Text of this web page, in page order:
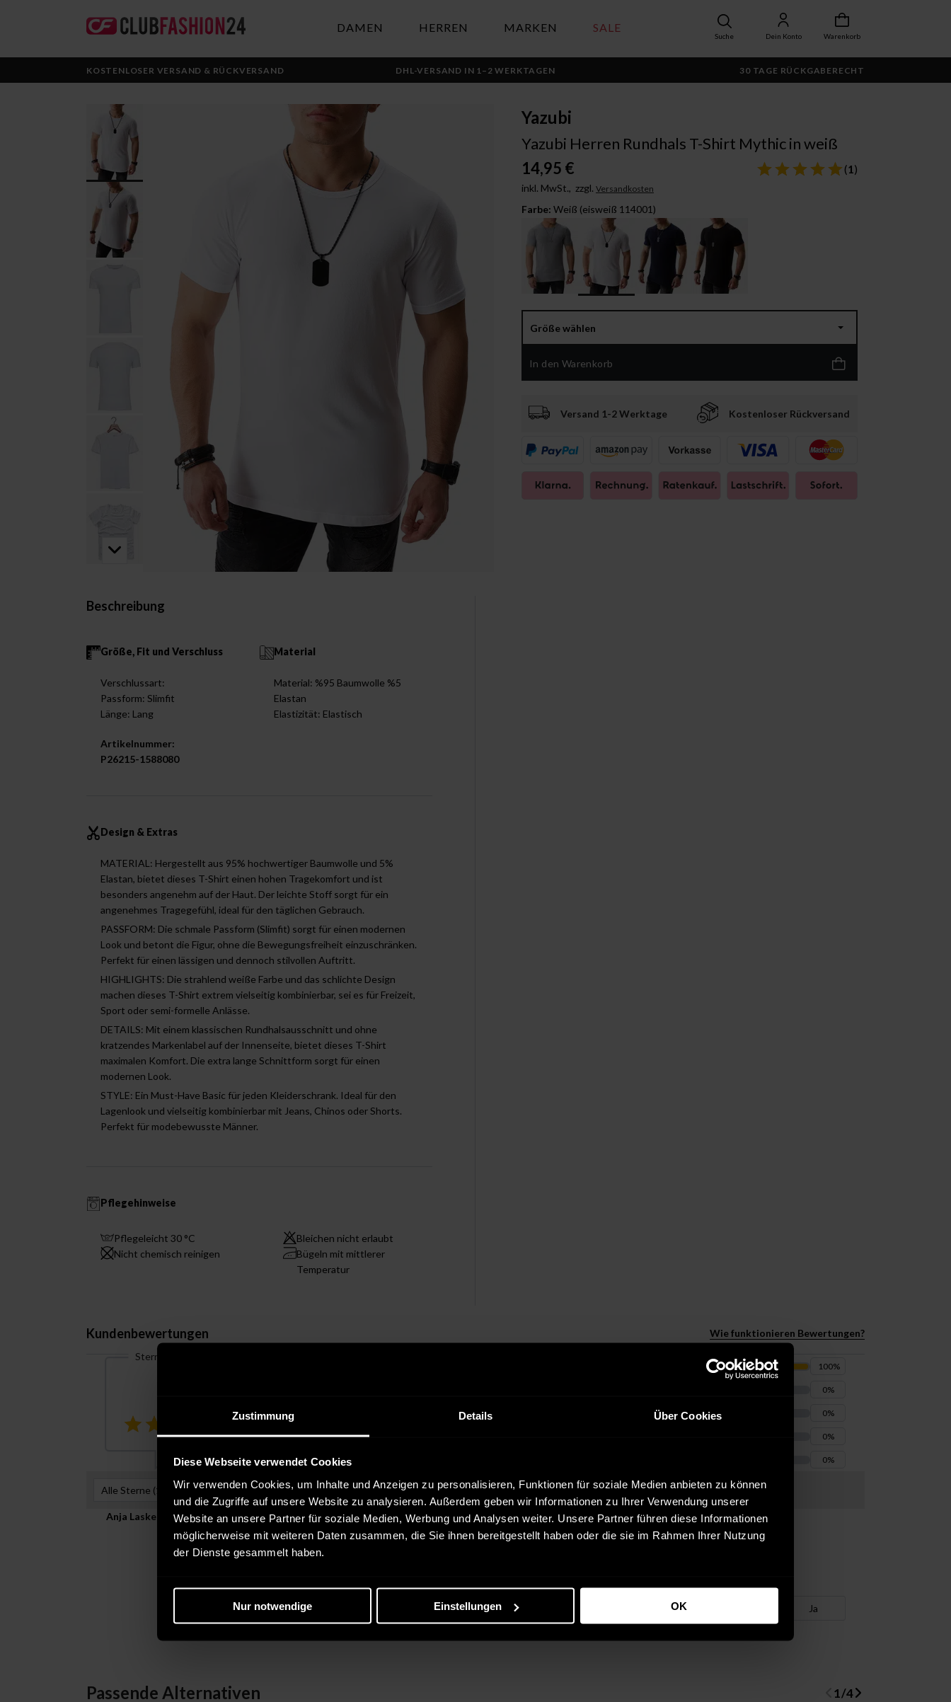
Zustimmung Details Über Cookies
Diese Webseite verwendet Cookies
Wir verwenden Cookies, um Inhalte und Anzeigen zu personalisieren, Funktionen für soziale Medien anbieten zu können
und die Zugriffe auf unsere Website zu analysieren. Außerdem geben wir Informationen zu Ihrer Verwendung unserer
Website an unsere Partner für soziale Medien, Werbung und Analysen weiter. Unsere Partner führen diese Informationen
möglicherweise mit weiteren Daten zusammen, die Sie ihnen bereitgestellt haben oder die sie im Rahmen Ihrer Nutzung
der Dienste gesammelt haben.
Nur notwendige Einstellungen OK
DAMEN HERREN MARKEN SALE
Suche Dein Konto Warenkorb
KOSTENLOSER VERSAND & RÜCKVERSAND DHL-VERSAND IN 1–2 WERKTAGEN 30 TAGE RÜCKGABERECHT
Yazubi
Yazubi Herren Rundhals T-Shirt Mythic in weiß
14,95 €
inkl. MwSt., zzgl. Versandkosten
(1)
Farbe: Weiß (eisweiß 114001)
Größe wählen
In den Warenkorb
Versand 1-2 Werktage Kostenloser Rückversand
Beschreibung
Größe, Fit und Verschluss
Verschlussart:
Passform: Slimfit
Länge: Lang
Artikelnummer:
P26215-1588080
Material
Material: %95 Baumwolle %5
Elastan
Elastizität: Elastisch
Design & Extras
MATERIAL: Hergestellt aus 95% hochwertiger Baumwolle und 5%
Elastan, bietet dieses T-Shirt einen hohen Tragekomfort und ist
besonders angenehm auf der Haut. Der leichte Stoff sorgt für ein
angenehmes Tragegefühl, ideal für den täglichen Gebrauch.
PASSFORM: Die schmale Passform (Slimfit) sorgt für einen modernen
Look und betont die Figur, ohne die Bewegungsfreiheit einzuschränken.
Perfekt für einen lässigen und dennoch stilvollen Auftritt.
HIGHLIGHTS: Die strahlend weiße Farbe und das schlichte Design
machen dieses T-Shirt extrem vielseitig kombinierbar, sei es für Freizeit,
Sport oder semi-formelle Anlässe.
DETAILS: Mit einem klassischen Rundhalsausschnitt und ohne
kratzendes Markenlabel auf der Innenseite, bietet dieses T-Shirt
maximalen Komfort. Die extra lange Schnittform sorgt für einen
modernen Look.
STYLE: Ein Must-Have Basic für jeden Kleiderschrank. Ideal für den
Lagenlook und vielseitig kombinierbar mit Jeans, Chinos oder Shorts.
Perfekt für modebewusste Männer.
Pflegehinweise
Pflegeleicht 30 °C
Bleichen nicht erlaubt
Nicht chemisch reinigen
Bügeln mit mittlerer
Temperatur
Kundenbewertungen
Wie funktionieren Bewertungen?
Sternebewertung
100%
0%
0%
Gerade so akzeptabel 0%
0%
Alle Sterne (1 Hilfreichste Bewertung
Anja Laske
Verifizierter Kauf
August 26, 2020
Farbe:
Größe:S Versanddienstleister:
Ja
Passende Alternativen 1/4